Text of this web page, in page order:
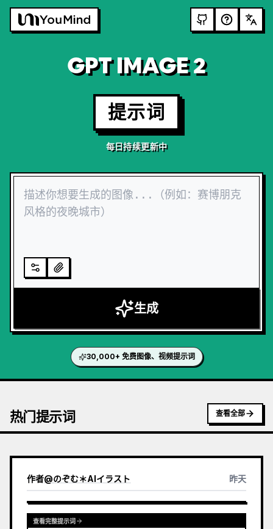
GPT IMAGE 2
提示词
每日持续更新中
生成
30,000+ 免费图像、视频提示词
热门提示词 查看全部
作者@のぞむ＊AIイラスト 昨天
查看完整提示词